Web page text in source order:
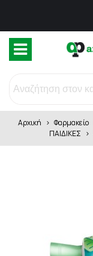
Αρχική > Φαρμακείο
ΠΑΙΔΙΚΕΣ >